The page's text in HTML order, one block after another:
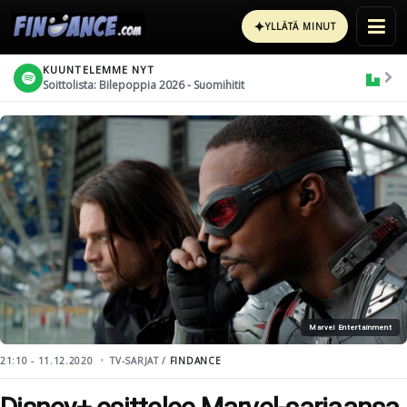
✦YLLÄTÄ MINUT
KUUNTELEMME NYT
Soittolista: Bilepoppia 2026 - Suomihitit
Marvel Entertainment
21:10 - 11.12.2020 TV-SARJAT / FINDANCE